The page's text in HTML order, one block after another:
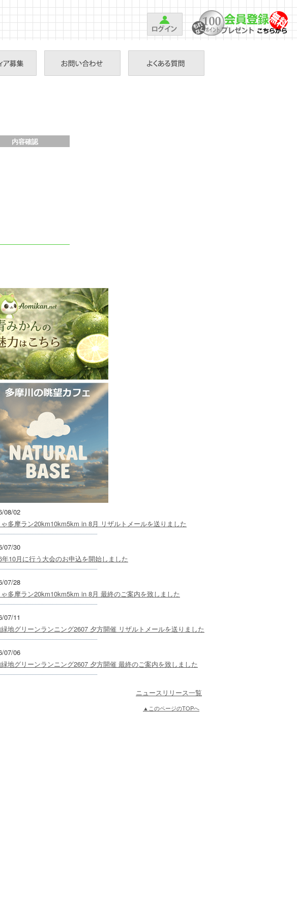
内容確認
08/02
多摩ラン20km10km5km in 8月 リザルトメールを送りました
07/30
年10月に行う大会のお申込を開始しました
07/28
多摩ラン20km10km5km in 8月 最終のご案内を致しました
07/11
地グリーンランニング2607 夕方開催 リザルトメールを送りました
07/06
地グリーンランニング2607 夕方開催 最終のご案内を致しました
ニュースリリース一覧
▲このページのTOPへ